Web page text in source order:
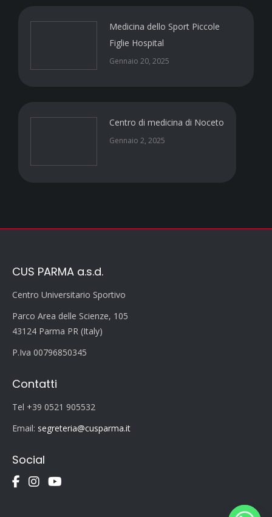
Medicina dello Sport Piccole
Figlie Hospital
Gennaio 20, 2025
Centro di medicina di Noceto
Gennaio 2, 2025
CUS PARMA a.s.d.
Centro Universitario Sportivo
Parco Area delle Scienze, 105
43124 Parma PR (Italy)
P.Iva 00796850345
Contatti
Tel +39 0521 905532
Email: segreteria@cusparma.it
Social